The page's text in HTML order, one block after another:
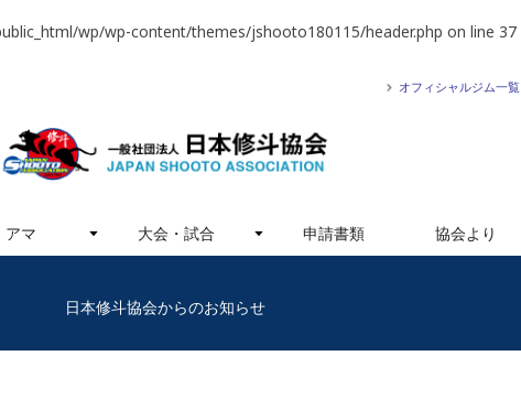
wp/wp-content/themes/jshooto180115/header.php on line 37
オフィシャルジム一覧
アマ 大会・試合 申請書類 協会より
日本修斗協会からのお知らせ